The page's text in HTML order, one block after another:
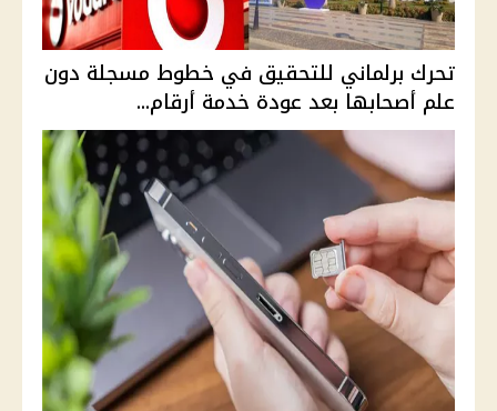
تحرك برلماني للتحقيق في خطوط مسجلة دون
علم أصحابها بعد عودة خدمة أرقام...